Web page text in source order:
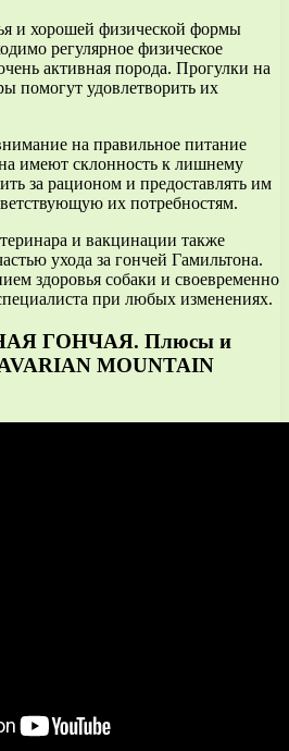
и хорошей физической формы
регулярное физическое
активная порода. Прогулки на
помогут удовлетворить их
на правильное питание
имеют склонность к лишнему
за рационом и предоставлять им
их потребностям.
и вакцинации также
ухода за гончей Гамильтона.
здоровья собаки и своевременно
при любых изменениях.
ГОНЧАЯ. Плюсы и
MOUNTAIN